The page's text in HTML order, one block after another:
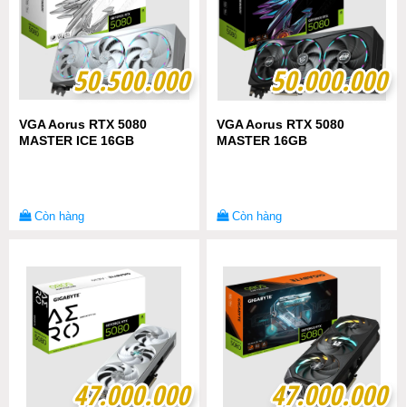
50.500.000
50.500.000
VGA Aorus RTX 5080
MASTER ICE 16GB
Còn hàng
50.000.000
50.000.000
VGA Aorus RTX 5080
MASTER 16GB
Còn hàng
47.000.000
47.000.000 47.000.000
47.000.000